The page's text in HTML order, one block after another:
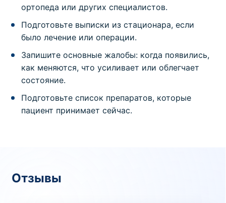
ортопеда или других специалистов.
Подготовьте выписки из стационара, если
было лечение или операции.
Запишите основные жалобы: когда появились,
как меняются, что усиливает или облегчает
состояние.
Подготовьте список препаратов, которые
пациент принимает сейчас.
Отзывы